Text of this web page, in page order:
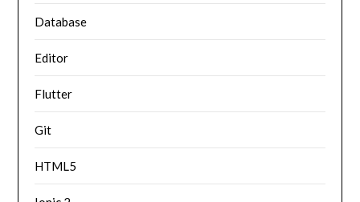
Database
Editor
Flutter
Git
HTML5